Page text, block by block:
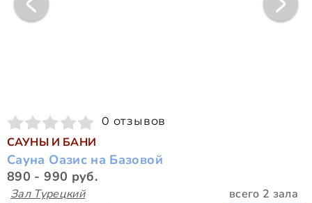
0 отзывов
САУНЫ И БАНИ
Сауна Оазис на Базовой
890 - 990 руб.
Зал Турецкий всего 2 зала